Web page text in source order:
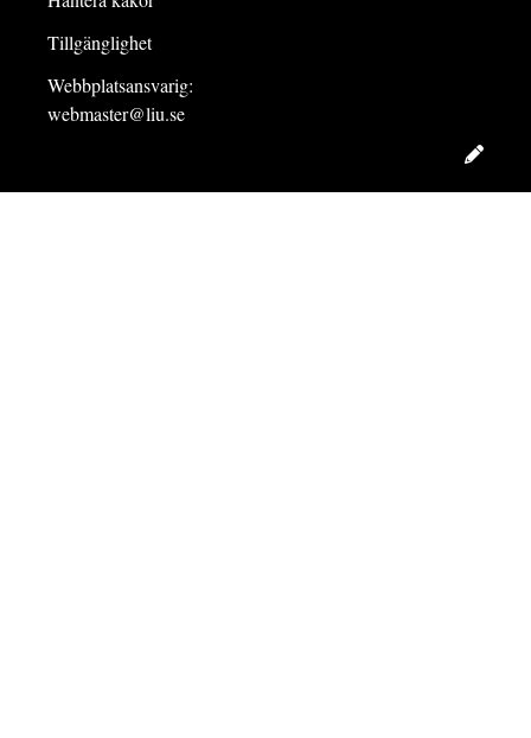
Tillgänglighet
Webbplatsansvarig:
webmaster@liu.se